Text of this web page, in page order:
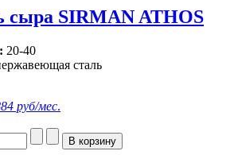
сыра SIRMAN ATHOS
20-40
сталь
руб/мес.